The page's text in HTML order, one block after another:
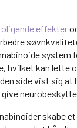
effekter
system
hvilket kan lette
side vist sig
skabe